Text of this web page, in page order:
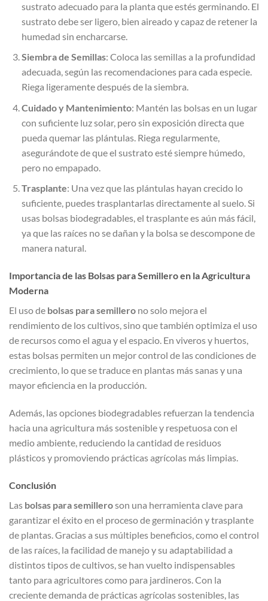
sustrato adecuado para la planta que estés germinando. El
sustrato debe ser ligero, bien aireado y capaz de retener la
humedad sin encharcarse.
Siembra de Semillas: Coloca las semillas a la profundidad
adecuada, según las recomendaciones para cada especie.
Riega ligeramente después de la siembra.
Cuidado y Mantenimiento: Mantén las bolsas en un lugar
con suficiente luz solar, pero sin exposición directa que
pueda quemar las plántulas. Riega regularmente,
asegurándote de que el sustrato esté siempre húmedo,
pero no empapado.
Trasplante: Una vez que las plántulas hayan crecido lo
suficiente, puedes trasplantarlas directamente al suelo. Si
usas bolsas biodegradables, el trasplante es aún más fácil,
ya que las raíces no se dañan y la bolsa se descompone de
manera natural.
Importancia de las Bolsas para Semillero en la Agricultura
Moderna
El uso de bolsas para semillero no solo mejora el
rendimiento de los cultivos, sino que también optimiza el uso
de recursos como el agua y el espacio. En viveros y huertos,
estas bolsas permiten un mejor control de las condiciones de
crecimiento, lo que se traduce en plantas más sanas y una
mayor eficiencia en la producción.
Además, las opciones biodegradables refuerzan la tendencia
hacia una agricultura más sostenible y respetuosa con el
medio ambiente, reduciendo la cantidad de residuos
plásticos y promoviendo prácticas agrícolas más limpias.
Conclusión
Las bolsas para semilleroson una herramienta clave para
garantizar el éxito en el proceso de germinación y trasplante
de plantas. Gracias a sus múltiples beneficios, como el control
de las raíces, la facilidad de manejo y su adaptabilidad a
distintos tipos de cultivos, se han vuelto indispensables
tanto para agricultores como para jardineros. Con la
creciente demanda de prácticas agrícolas sostenibles, las